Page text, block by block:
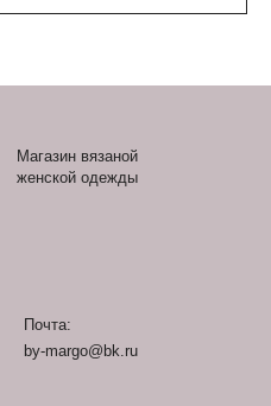
Магазин вязаной
женской одежды
Почта:
by-margo@bk.ru